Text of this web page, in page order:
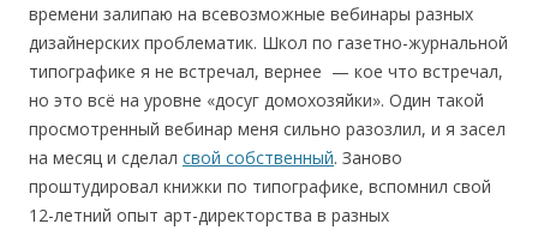
времени залипаю на всевозможные вебинары разных
дизайнерских проблематик. Школ по газетно-журнальной
типографике я не встречал, вернее — кое что встречал,
но это всё на уровне «досуг домохозяйки». Один такой
просмотренный вебинар меня сильно разозлил, и я засел
на месяц и сделал свой собственный. Заново
проштудировал книжки по типографике, вспомнил свой
12-летний опыт арт-директорства в разных